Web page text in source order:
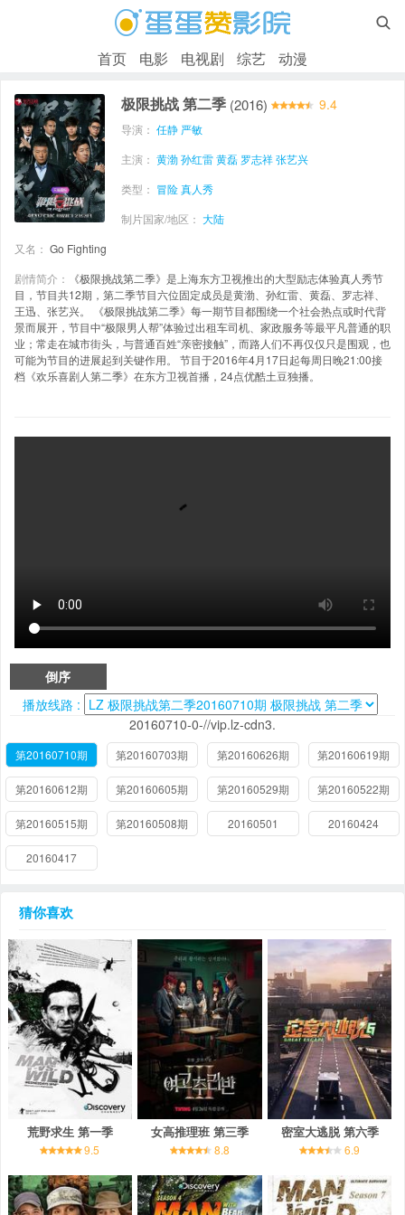

首页 电影 电视剧 综艺 动漫
极限挑战 第二季 (2016) 9.4
导演： 任静 严敏
主演： 黄渤孙红雷黄磊 罗志祥张艺兴
类型： 冒险真人秀
制片国家/地区： 大陆
又名： Go Fighting
剧情简介：
《极限挑战第二季》是上海东方卫视推出的大型励志体验真人秀节
目，节目共12期，第二季节目六位固定成员是黄渤、孙红雷、黄磊、罗志祥、
王迅、张艺兴。 《极限挑战第二季》每一期节目都围绕一个社会热点或时代背
景而展开，节目中“极限男人帮”体验过出租车司机、家政服务等最平凡普通的职
业；常走在城市街头，与普通百姓“亲密接触”，而路人们不再仅仅只是围观，也
可能为节目的进展起到关键作用。 节目于2016年4月17日起每周日晚21:00接
档《欢乐喜剧人第二季》在东方卫视首播，24点优酷土豆独播。
倒序
播放线路 :
20160710-0-//vip.lz-cdn3.
第20160710期 第20160703期 第20160626期 第20160619期
第20160612期 第20160605期 第20160529期 第20160522期
第20160515期 第20160508期 20160501 20160424
20160417
猜你喜欢
荒野求生 第一季
9.5
女高推理班 第三季
8.8
密室大逃脱 第六季
6.9